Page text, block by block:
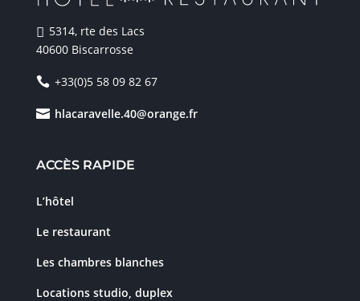
5314, rte des Lacs
40600 Biscarrosse
+33(0)5 58 09 82 67
hlacaravelle.40@orange.fr
ACCÈS RAPIDE
L’hôtel
Le restaurant
Les chambres blanches
Locations studio, duplex